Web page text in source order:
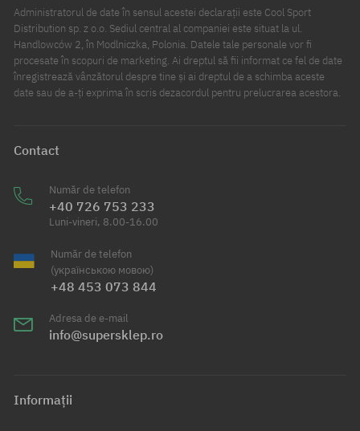
Administratorul de date în sensul acestei declarații este Cool Sport
Distribution sp. z o.o. Sediul central al companiei este situat la ul.
Handlowców 2, în Modlniczka, Polonia. Datele tale personale vor fi
procesate în scopuri de marketing. Ai dreptul să fii informat ce fel de date
înregistrează vânzătorul despre tine și ai dreptul de a schimba aceste
date sau de a-ți exprima în scris dezacordul pentru prelucrarea acestora.
Contact
Număr de telefon
+40 726 753 233
Luni-vineri, 8.00-16.00
Număr de telefon
(українською мовою)
+48 453 073 844
Adresa de e-mail
info@supersklep.ro
Informații